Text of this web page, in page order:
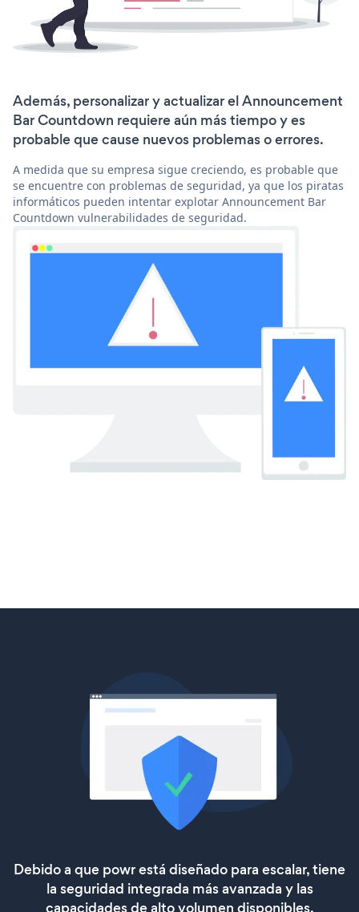
Además, personalizar y actualizar el Announcement
Bar Countdown requiere aún más tiempo y es
probable que cause nuevos problemas o errores.
A medida que su empresa sigue creciendo, es probable que
se encuentre con problemas de seguridad, ya que los piratas
informáticos pueden intentar explotar Announcement Bar
Countdown vulnerabilidades de seguridad.
Debido a que powr está diseñado para escalar, tiene
la seguridad integrada más avanzada y las
capacidades de alto volumen disponibles.